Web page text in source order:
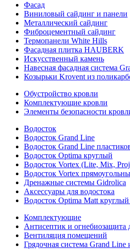
Фасад
Виниловый сайдинг и панели
Металлический сайдинг
Фиброцементный сайдинг
Термопанели White Hills
Фасадная плитка HAUBERK
Искусственный камень
Навесная фасадная система
Козырьки Krovent из
Обустройство кровли
Комплектующие кровли
Элементы безопасности
Водосток
Водосток Grand Line
Водосток Grand Line
Водосток Optima круглый
Водосток Vortex (Lite, Mix,
Водосток Vortex
Дренажные системы Gidrolica
Аксессуары для водостока
Водосток Optima Matt
Комплектующие
Антисептик и огнебиозащита
Вентиляция помещений
Грядочная система Grand